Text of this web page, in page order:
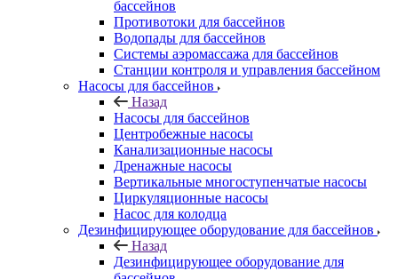
бассейнов
Противотоки для бассейнов
Водопады для бассейнов
Системы аэромассажа для бассейнов
Станции контроля и управления бассейном
Насосы для бассейнов
Назад
Насосы для бассейнов
Центробежные насосы
Канализационные насосы
Дренажные насосы
Вертикальные многоступенчатые насосы
Циркуляционные насосы
Насос для колодца
Дезинфицирующее оборудование для бассейнов
Назад
Дезинфицирующее оборудование для